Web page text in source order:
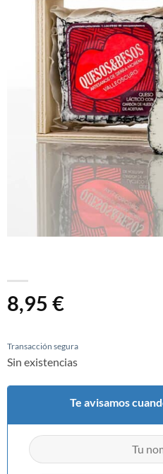
8,95 €
Transacción segura
Sin existencias
Te avisamos